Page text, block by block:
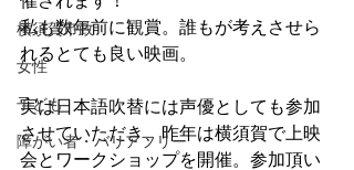
横須賀市政
女性
子ども
障がい者・バリアフリー
私も数年前に観賞。誰もが考えさせら
れるとても良い映画。
実は日本語吹替には声優としても参加
させていただき、昨年は横須賀で上映
会とワークショップを開催。参加頂い